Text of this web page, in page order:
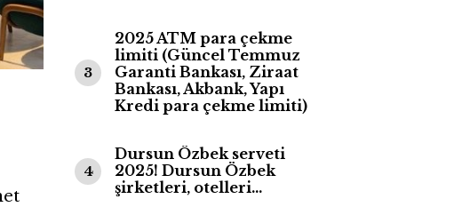
3
2025 ATM para çekme
limiti (Güncel Temmuz
Garanti Bankası, Ziraat
Bankası, Akbank, Yapı
Kredi para çekme limiti)
4
Dursun Özbek serveti
2025! Dursun Özbek
şirketleri, otelleri…